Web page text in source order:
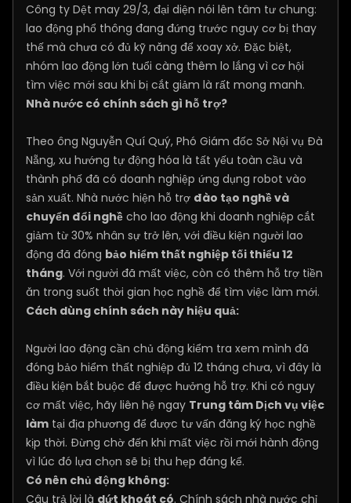
Công ty Dệt may 29/3, đại diện nói lên tâm tư chung:
lao động phổ thông đang đứng trước nguy cơ bị thay
thế mà chưa có đủ kỹ năng để xoay xở. Đặc biệt,
nhóm lao động lớn tuổi càng thêm lo lắng vì cơ hội
tìm việc mới sau khi bị cắt giảm là rất mong manh.
Nhà nước có chính sách gì hỗ trợ?
Theo ông Nguyễn Quí Quý, Phó Giám đốc Sở Nội vụ Đà
Nẵng, xu hướng tự động hóa là tất yếu toàn cầu và
thành phố đã có doanh nghiệp ứng dụng robot vào
sản xuất. Nhà nước hiện hỗ trợ đào tạo nghề và
chuyển đổi nghề cho lao động khi doanh nghiệp cắt
giảm từ 30% nhân sự trở lên, với điều kiện người lao
động đã đóng bảo hiểm thất nghiệp tối thiểu 12
tháng. Với người đã mất việc, còn có thêm hỗ trợ tiền
ăn trong suốt thời gian học nghề để tìm việc làm mới.
Cách dùng chính sách này hiệu quả:
Người lao động cần chủ động kiểm tra xem mình đã
đóng bảo hiểm thất nghiệp đủ 12 tháng chưa, vì đây là
điều kiện bắt buộc để được hưởng hỗ trợ. Khi có nguy
cơ mất việc, hãy liên hệ ngay Trung tâm Dịch vụ việc
làm tại địa phương để được tư vấn đăng ký học nghề
kịp thời. Đừng chờ đến khi mất việc rồi mới hành động
vì lúc đó lựa chọn sẽ bị thu hẹp đáng kể.
Có nên chủ động không:
Câu trả lời là dứt khoát có. Chính sách nhà nước chỉ